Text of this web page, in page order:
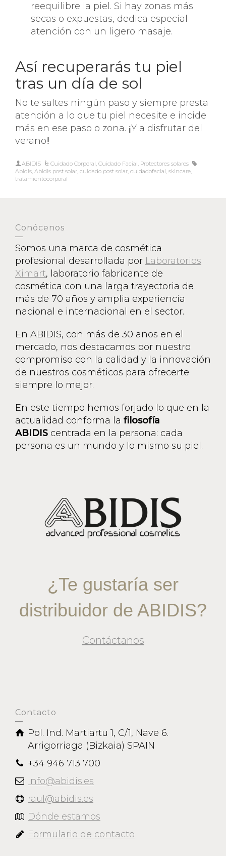
reequilibre la piel. Si hay zonas más
secas o expuestas, dedica especial
atención con un ligero masaje.
Así recuperarás tu piel
tras un día de sol
No te saltes ningún paso y siempre presta
atención a lo que tu piel necesite e incide
más en ese paso o zona. ¡¡Y a disfrutar del
verano!!
ABIDIS Cuidado Corporal,Cuidado Facial, Protectores solares
Abidis, Abidis post solar, cuidado post solar, cuidadofacial, skincare,
tratamientocorporal
Conócenos
Somos una marca de cosmética
profesional desarrollada por Laboratorios
Ximart, laboratorio fabricante de
cosmética con una larga trayectoria de
más de 70 años y amplia experiencia
nacional e internacional en el sector.
En ABIDIS, con más de 30 años en el
mercado, nos destacamos por nuestro
compromiso con la calidad y la innovación
de nuestros cosméticos para ofrecerte
siempre lo mejor.
En este tiempo hemos forjado lo que en la
actualidad conforma la filosofía
ABIDIS centrada en la persona: cada
persona es un mundo y lo mismo su piel.
¿Te gustaría ser
distribuidor de ABIDIS?
Contáctanos
Contacto
Pol. Ind. Martiartu 1, C/1, Nave 6.
Arrigorriaga (Bizkaia) SPAIN
+34 946 713 700
info@abidis.es
raul@abidis.es
Dónde estamos
Formulario de contacto